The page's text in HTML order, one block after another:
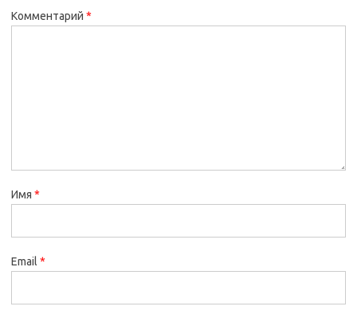
Комментарий *
Имя *
Email *